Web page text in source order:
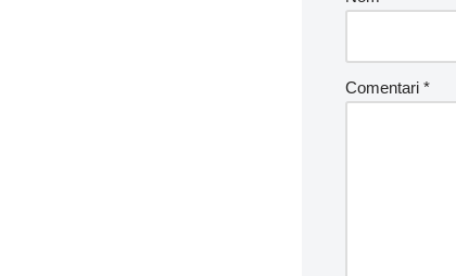
Comentari *